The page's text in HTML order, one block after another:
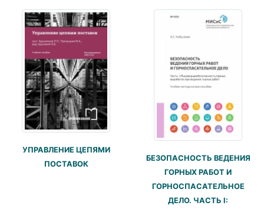
УПРАВЛЕНИЕ ЦЕПЯМИ
ПОСТАВОК
БЕЗОПАСНОСТЬ ВЕДЕНИЯ
ГОРНЫХ РАБОТ И
ГОРНОСПАСАТЕЛЬНОЕ
ДЕЛО. ЧАСТЬ I: